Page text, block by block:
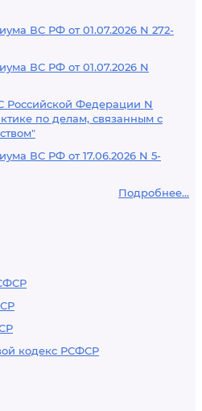
ВС РФ от 01.07.2026 N 272-
ВС РФ от 01.07.2026 N
Российской Федерации N
по делам, связанным с
ВС РФ от 17.06.2026 N 5-
Подробнее...
кодекс РСФСР